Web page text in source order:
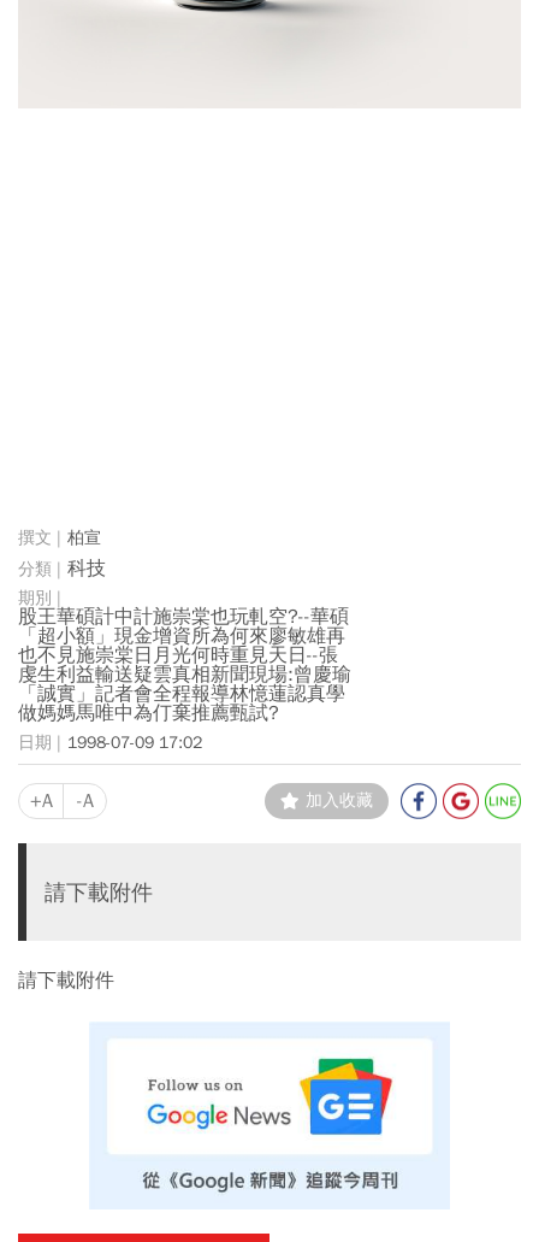
柏宣
科技
股王華碩計中計施崇棠也玩軋空?--華碩
「超小額」現金增資所為何來廖敏雄再
也不見施崇棠日月光何時重見天日--張
虔生利益輸送疑雲真相新聞現場:曾慶瑜
「誠實」記者會全程報導林憶蓮認真學
做媽媽馬唯中為仃棄推薦甄試?
1998-07-09 17:02
+A -A 加入收藏
請下載附件
請下載附件